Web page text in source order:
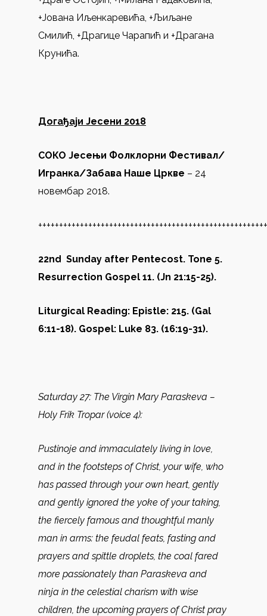
+Јована Иљенкаревића, +Љиљане
Смилић, +Драгице Чарапић и +Драгана
Крунића.
Догађаји Јесени 2018
СОКО Јесењи Фолклорни Фестивал/
Игранка/Забава Наше Цркве – 24
новембар 2018.
22nd Sunday after Pentecost. Tone 5.
Resurrection Gospel 11. (Jn 21:15-25).
Liturgical Reading: Epistle: 215. (Gal
6:11-18). Gospel: Luke 83. (16:19-31).
Saturday 27: The Virgin Mary Paraskeva –
Holy Frik Tropar (voice 4):
Pustinoje and immaculately living in love,
and in the footsteps of Christ, your wife, who
has passed through your own heart, gently
and gently ignored the yoke of your taking,
the fiercely famous and thoughtful manly
man in arms: the feudal feats, fasting and
prayers and spittle droplets, the coal fared
more passionately than Paraskeva and
ninja in the celestial charism with wise
children, the upcoming prayers of Christ pray